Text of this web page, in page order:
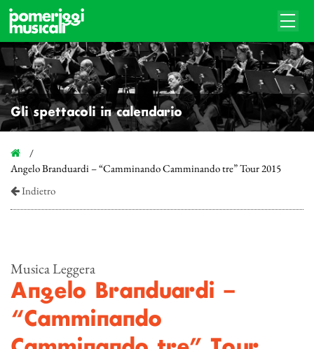
Gli spettacoli in calendario
Angelo Branduardi – “Camminando Camminando tre” Tour 2015
Indietro
Musica Leggera
Angelo Branduardi –
“Camminando